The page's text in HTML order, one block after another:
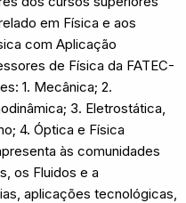
em Física e aos
com Aplicação
de Física da FATEC-
1. Mecânica; 2.
3. Eletrostática,
4. Óptica e Física
às comunidades
os Fluidos e a
aplicações tecnológicas,